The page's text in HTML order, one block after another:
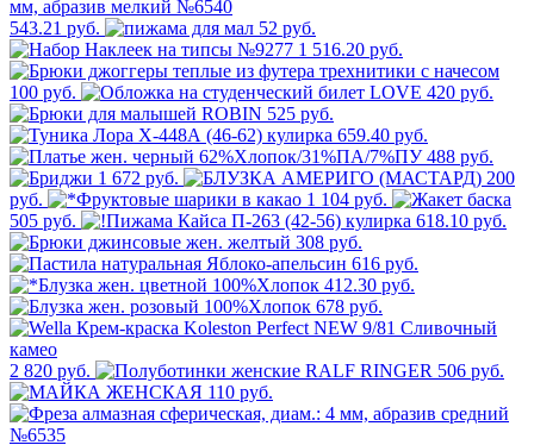
543.21 руб.
52 руб.
1 516.20 руб.
100 руб.
420 руб.
525 руб.
659.40 руб.
488 руб.
1 672 руб.
200
руб.
1 104 руб.
505 руб.
618.10 руб.
308 руб.
616 руб.
412.30 руб.
678 руб.
2 820 руб.
506 руб.
110 руб.